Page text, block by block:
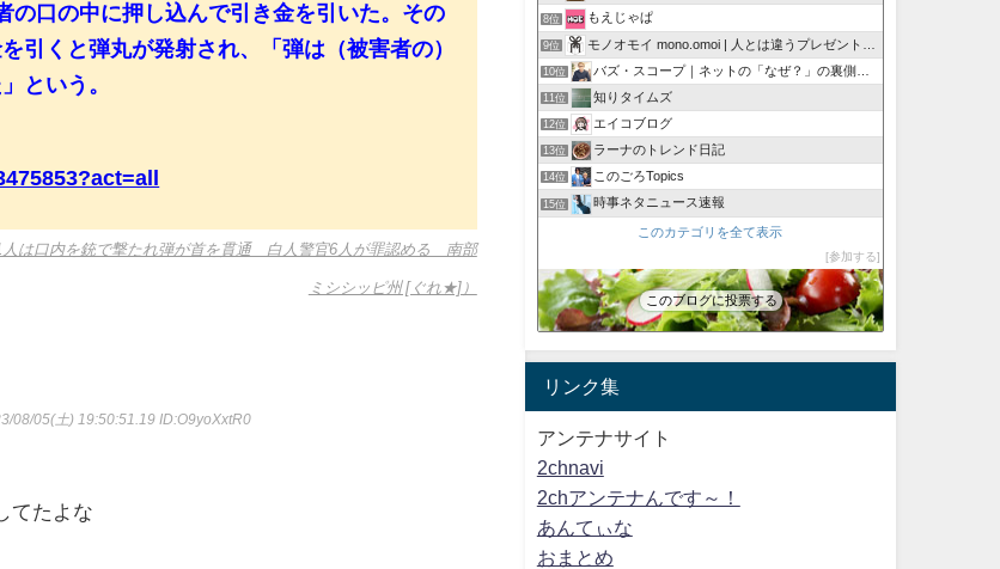
の口の中に押し込んで引き金を引いた。その
引くと弾丸が発射され、「弾は（被害者の）
という。
人は口内を銃で撃たれ弾が首を貫通 白人警官6人が罪認める 南部
ミシシッピ州 [ぐれ★]）
08/05(土) 19:50:51.19ID:O9yoXxtR0
てたよな
8位 もえじゃぱ
9位 モノオモイ mono.omoi | 人とは違うプレゼントに。
10位 バズ・スコープ｜ネットの「なぜ？」の裏側を深掘り
11位 知りタイムズ
12位 エイコブログ
13位 ラーナのトレンド日記
14位 このごろTopics
15位 時事ネタニュース速報
このカテゴリを全て表示
参加する
このブログに投票する
リンク集
アンテナサイト
2chnavi
2chアンテナんです～！
あんてぃな
おまとめ